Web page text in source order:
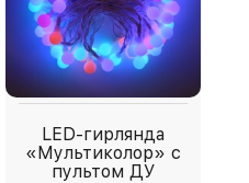
LED-гирлянда
«Мультиколор» с
пультом ДУ